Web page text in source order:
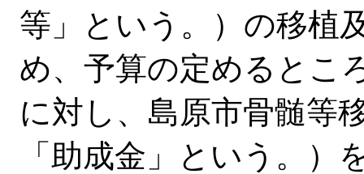
等」という。）の移植
め、予算の定めるとこ
に対し、島原市骨髄等
「助成金」という。